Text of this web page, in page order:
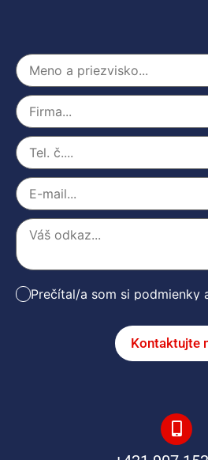
Prečítal/a som si podmienky
Kontaktujte